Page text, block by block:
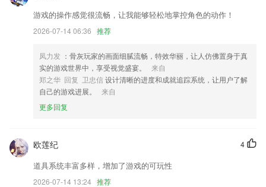
游戏的操作感觉很流畅，让我能够轻松地掌控角色的动作！
2026-07-14 06:36 推荐
凤力发 ：骨灰玩家的画面细腻流畅，特效华丽，让人仿佛置身于真
实的游戏世界中，享受视觉盛宴。
来自
郑之华 回复 卫忠信设计清晰的进度和成就追踪系统，让用户了解
自己的游戏进展。
来自
更多回复
4
欧莲纪
道具系统丰富多样，增加了游戏的可玩性
2026-07-14 13:24 推荐